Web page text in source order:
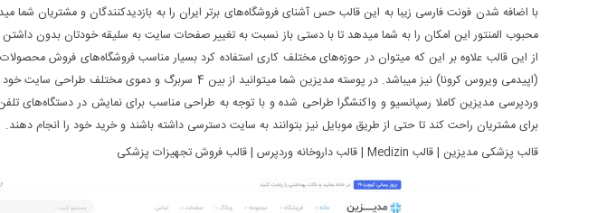
با اضافه شدن فونت فارسی زیبا به این قالب حس آشنای فروشگاه‌های برتر ایران را به بازدیدکنندگان و مشتریان شما
محبوب المنتور این امکان را به شما میدهد تا با دستی باز نسبت به تغییر صفحات سایت به سلیقه خودتان بدون
از این قالب علاوه بر این که میتوان در حوزه‌های مختلف کاری استفاده کرد بسیار مناسب فروشگاه‌های فروش
(اپیدمی ویروس کرونا) نیز میباشد. در پوسته مدیزین شما میتوانید از
وردپرسی مدیزین کاملا رسپانسیو و واکنشگرا طراحی شده و با توجه به طراحی مناسب برای نمایش در دستگاه‌های
برای مشتریان راحت کند تا حتی از طریق موبایل نیز بتوانند به سایت دسترسی داشته باشند و خرید خود را انجام دهند.
قالب پزشکی مدیزین | قالب Medizin | قالب داروخانه وردپرس | قالب فروش تجهیزات پزشکی